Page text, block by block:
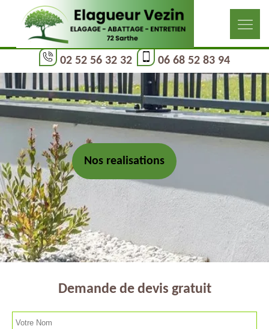
02 52 56 32 32 06 68 52 83 94
Nos realisations
Demande de devis gratuit